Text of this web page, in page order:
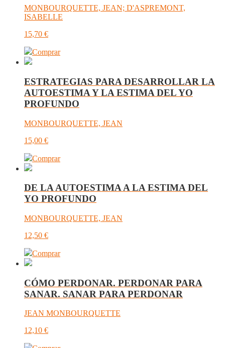
MONBOURQUETTE, JEAN; D'ASPREMONT,
ISABELLE
15,70 €
Comprar
ESTRATEGIAS PARA DESARROLLAR LA
AUTOESTIMA Y LA ESTIMA DEL YO
PROFUNDO
MONBOURQUETTE, JEAN
15,00 €
Comprar
DE LA AUTOESTIMA A LA ESTIMA DEL
YO PROFUNDO
MONBOURQUETTE, JEAN
12,50 €
Comprar
CÓMO PERDONAR. PERDONAR PARA
SANAR. SANAR PARA PERDONAR
JEAN MONBOURQUETTE
12,10 €